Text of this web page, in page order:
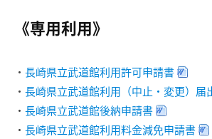
ー
報
サ
イ
ト
《専用利用》
・ 長崎県立武道館利用許可申請書
・ 長崎県立武道館利用（中止・変更）届
・ 長崎県立武道館後納申請書
・ 長崎県立武道館利用料金減免申請書